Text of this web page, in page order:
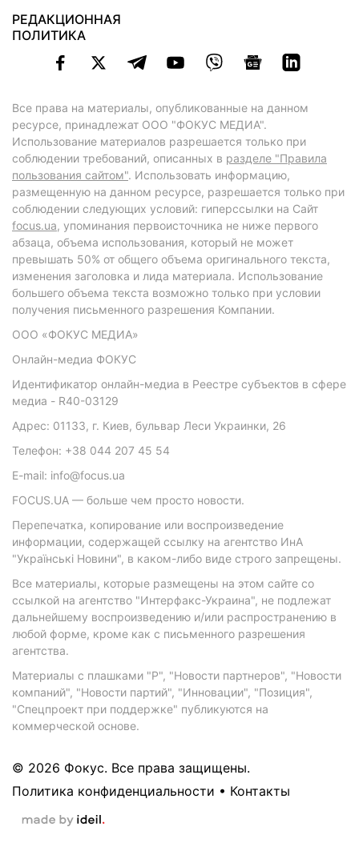
РЕДАКЦИОННАЯ
ПОЛИТИКА
Все права на материалы, опубликованные на данном
ресурсе, принадлежат ООО "ФОКУС МЕДИА".
Использование материалов разрешается только при
соблюдении требований, описанных в разделе "Правила
пользования сайтом". Использовать информацию,
размещенную на данном ресурсе, разрешается только при
соблюдении следующих условий: гиперссылки на Сайт
focus.ua, упоминания первоисточника не ниже первого
абзаца, объема использования, который не может
превышать 50% от общего объема оригинального текста,
изменения заголовка и лида материала. Использование
большего объема текста возможно только при условии
получения письменного разрешения Компании.
ООО «ФОКУС МЕДИА»
Онлайн-медиа ФОКУС
Идентификатор онлайн-медиа в Реестре субъектов в сфере
медиа - R40-03129
Адрес: 01133, г. Киев, бульвар Леси Украинки, 26
Телефон: +38 044 207 45 54
E-mail: info@focus.ua
FOCUS.UA — больше чем просто новости.
Перепечатка, копирование или воспроизведение
информации, содержащей ссылку на агентство ИнА
"Українські Новини", в каком-либо виде строго запрещены.
Все материалы, которые размещены на этом сайте со
ссылкой на агентство "Интерфакс-Украина", не подлежат
дальнейшему воспроизведению и/или распространению в
любой форме, кроме как с письменного разрешения
агентства.
Материалы с плашками "Р", "Новости партнеров", "Новости
компаний", "Новости партий", "Инновации", "Позиция",
"Спецпроект при поддержке" публикуются на
коммерческой основе.
© 2026 Фокус. Все права защищены.
Политика конфиденциальности • Контакты